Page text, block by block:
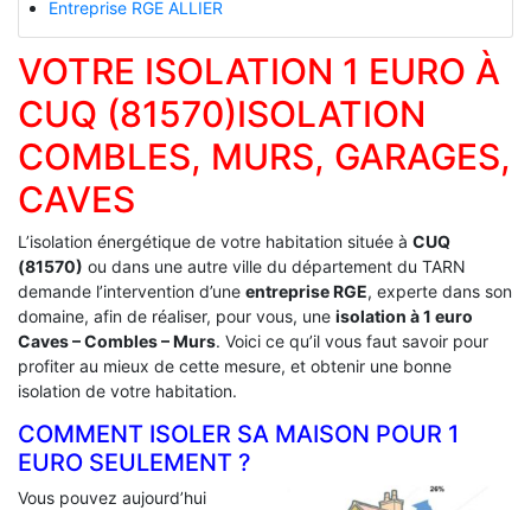
Entreprise RGE ALLIER
VOTRE ISOLATION 1 EURO À
CUQ (81570)ISOLATION
COMBLES, MURS, GARAGES,
CAVES
L’isolation énergétique de votre habitation située à CUQ
(81570) ou dans une autre ville du département du TARN
demande l’intervention d’une entreprise RGE, experte dans son
domaine, afin de réaliser, pour vous, une isolation à 1 euro
Caves – Combles – Murs. Voici ce qu’il vous faut savoir pour
profiter au mieux de cette mesure, et obtenir une bonne
isolation de votre habitation.
COMMENT ISOLER SA MAISON POUR 1
EURO SEULEMENT ?
Vous pouvez aujourd’hui